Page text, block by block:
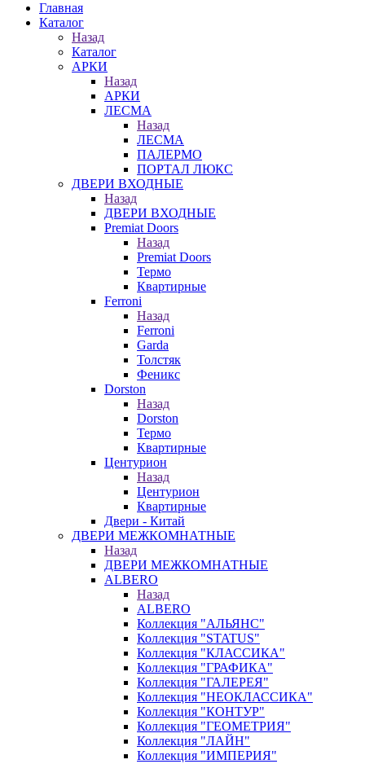
Главная
Каталог
Назад
Каталог
АРКИ
Назад
АРКИ
ЛЕСМА
Назад
ЛЕСМА
ПАЛЕРМО
ПОРТАЛ ЛЮКС
ДВЕРИ ВХОДНЫЕ
Назад
ДВЕРИ ВХОДНЫЕ
Premiat Doors
Назад
Premiat Doors
Термо
Квартирные
Ferroni
Назад
Ferroni
Garda
Толстяк
Феникс
Dorston
Назад
Dorston
Термо
Квартирные
Центурион
Назад
Центурион
Квартирные
Двери - Китай
ДВЕРИ МЕЖКОМНАТНЫЕ
Назад
ДВЕРИ МЕЖКОМНАТНЫЕ
ALBERO
Назад
ALBERO
Коллекция "АЛЬЯНС"
Коллекция "STATUS"
Коллекция "КЛАССИКА"
Коллекция "ГРАФИКА"
Коллекция "ГАЛЕРЕЯ"
Коллекция "НЕОКЛАССИКА"
Коллекция "КОНТУР"
Коллекция "ГЕОМЕТРИЯ"
Коллекция "ЛАЙН"
Коллекция "ИМПЕРИЯ"